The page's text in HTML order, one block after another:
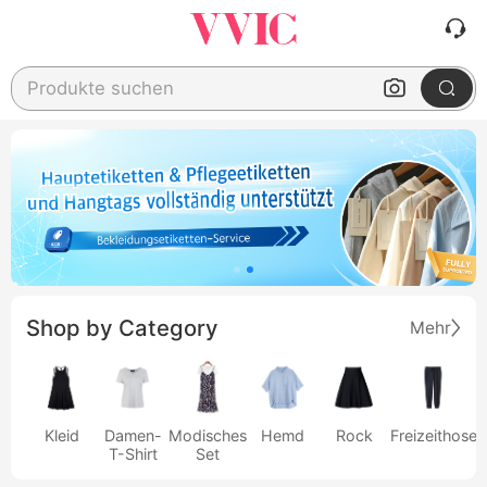
Produkte suchen
Shop by Category Mehr
Kleid
Damen-
T-Shirt
Modisches
Set
Hemd Rock Freizeithose